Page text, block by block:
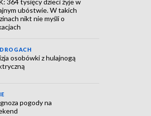
ubóstwie. W takich
nikt nie myśli o
osobówki z hulajnogą
pogody na